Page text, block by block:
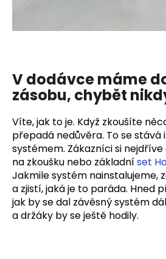
V dodávce máme
zásobu, chybět
Víte, jak to je. Když zkoušíte
přepadá nedůvěra. To se stává
systémem. Zákazníci si
na zkoušku nebo základníset
Jakmile systém nainstalujeme,
a zjistí, jaká je to paráda. Hned
jak by se dal závěsný systém
a držáky by se ještě hodily.
č
e
m
e
HÁK
NA
NÁŘADÍ
HORTO
399
Kč